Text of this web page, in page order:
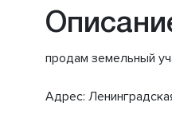
продам земельный
Адрес: